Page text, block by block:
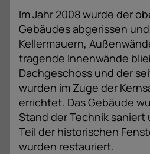
Im Jahr 2008 wurde der
Gebäudes abgerissen
Kellermauern,
tragende Innenwände
Dachgeschoss und der
wurden im Zuge der
errichtet. Das Gebäude
Stand der Technik saniert
Teil der historischen
wurden restauriert.